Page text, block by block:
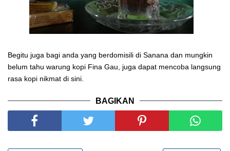
Begitu juga bagi anda yang berdomisili di Sanana dan mungkin
belum tahu warung kopi Fina Gau, juga dapat mencoba langsung
rasa kopi nikmat di sini.
BAGIKAN